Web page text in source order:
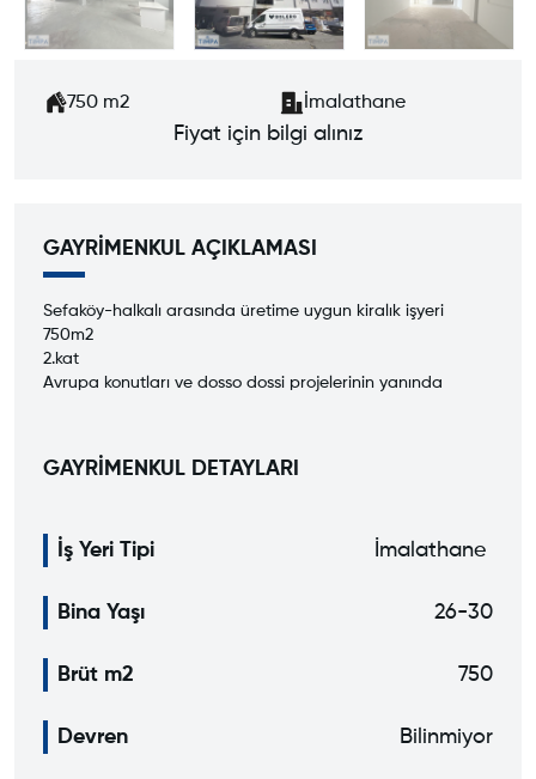
750 m2 İmalathane
Fiyat için bilgi alınız
GAYRİMENKUL AÇIKLAMASI
Sefaköy-halkalı arasında üretime uygun kiralık işyeri
750m2
2.kat
Avrupa konutları ve dosso dossi projelerinin yanında
GAYRİMENKUL DETAYLARI
İş Yeri Tipi İmalathane
Bina Yaşı 26-30
Brüt m2 750
Devren Bilinmiyor